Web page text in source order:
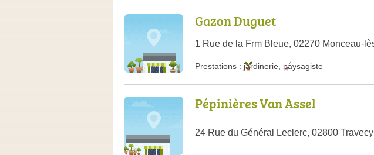
Gazon Duguet
1 Rue de la Frm Bleue, 02270 Monceau-
Prestations : jardinerie paysagiste
Pépinières Van Assel
24 Rue du Général Leclerc, 02800 Travecy